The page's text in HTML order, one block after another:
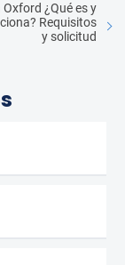
Oxford ¿Qué es y
Requisitos
y solicitud